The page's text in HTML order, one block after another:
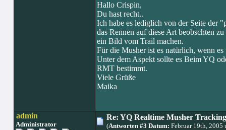
Hallo Crispin,
Du hast recht..
Ich habe es lediglich von der Seite der
das Rennen auf diese Art beobschten
ein Bild vom Trail machen.
Für die Musher ist es natürlich, wenn
Unter dem Aspekt sollte es Beim YQ
RMT bestimmt.
Viele Grüße
Maika
admin
Administrator
Re: YQ Realtime Musher
(Antworten #3 Datum: Februar 19th, 2005